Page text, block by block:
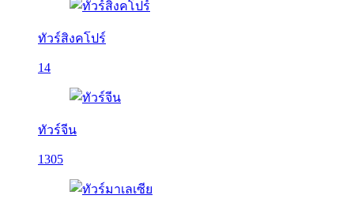
ทัวร์สิงคโปร์
14
ทัวร์จีน
1305